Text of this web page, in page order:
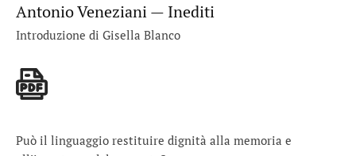
Antonio Veneziani — Inediti
Introduzione di Gisella Blanco
Può il linguaggio restituire dignità alla memoria e